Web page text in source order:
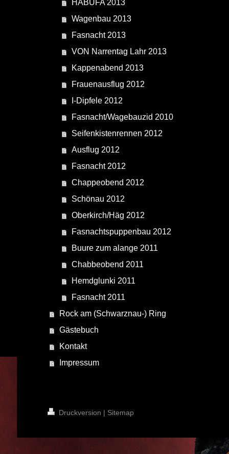
HABUFA 2013
Wagenbau 2013
Fasnacht 2013
VON Narrentag Lahr 2013
Kappenabend 2013
Frauenausflug 2012
I-Dipfele 2012
Fasnacht/Wagebauzid 2010
Seifenkistenrennen 2012
Ausflug 2012
Fasnacht 2012
Chappeobend 2012
Schönau 2012
Oberkirch/Häg 2012
Fasnachtspuppenbau 2012
Buure zum alange 2011
Chabbeobend 2011
Hemdglunki 2011
Fasnacht 2011
Rock am (Schwarznau-) Ring
Gästebuch
Kontakt
Impressum
Druckversion | Sitemap